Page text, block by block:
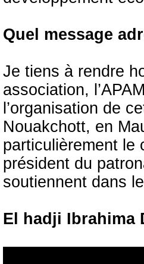
Quel message
Je tiens à rendre
association,
l’organisation de
Nouakchott, en
particulièrement le
président du
soutiennent dans
El hadji Ibrahima